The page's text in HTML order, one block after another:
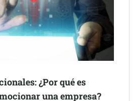
en el primer semestre de 2026
que transforman espacios de la
¿Por qué es
una empresa?